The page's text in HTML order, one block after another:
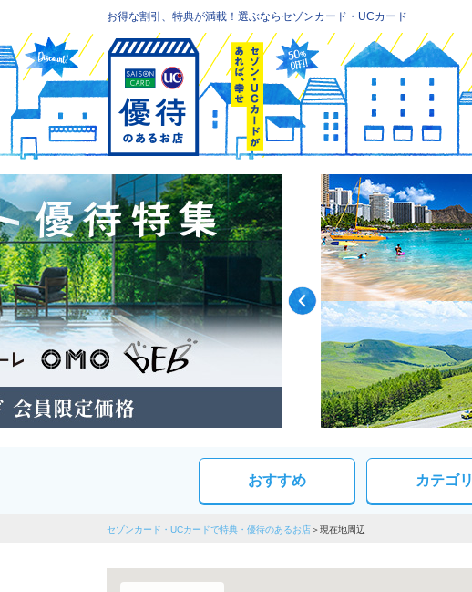
お得な割引、特典が満載！選ぶならセゾンカード・UCカード
おすすめ カテゴリ
セゾンカード・UCカードで特典・優待のあるお店 現在地周辺